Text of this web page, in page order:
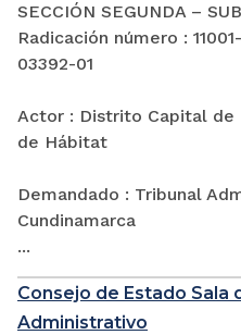
SECCIÓN SEGUNDA –
Radicación número :
03392-01
Actor : Distrito Capital de
de Hábitat
Demandado : Tribunal
Cundinamarca
...
Consejo de Estado Sala
Administrativo